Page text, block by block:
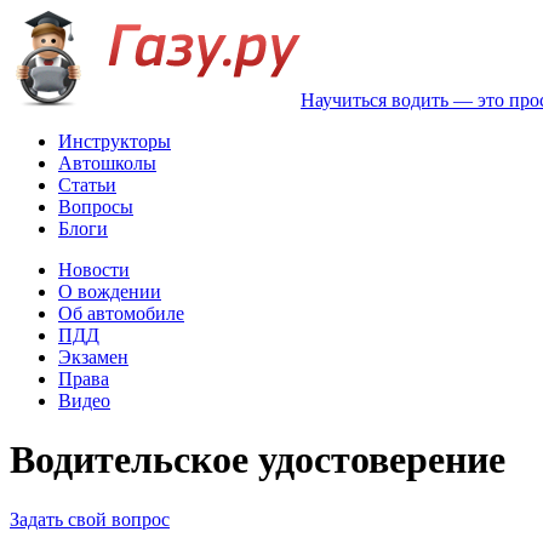
Научиться водить — это
Инструкторы
Автошколы
Статьи
Вопросы
Блоги
Новости
О вождении
Об автомобиле
ПДД
Экзамен
Права
Видео
Водительское удостоверение
Задать свой вопрос